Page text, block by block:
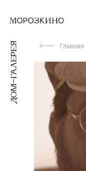
Главная